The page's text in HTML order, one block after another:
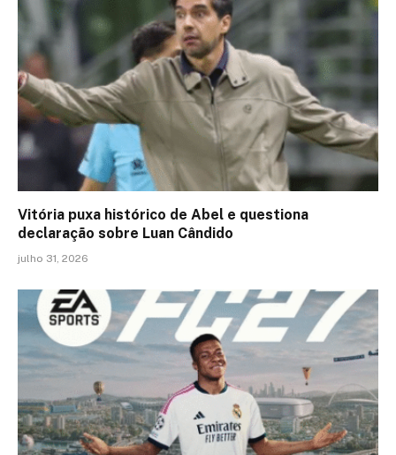
Vitória puxa histórico de Abel e questiona
declaração sobre Luan Cândido
julho 31, 2026